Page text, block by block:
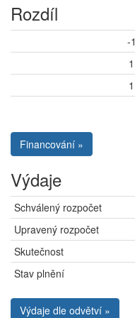
Rozdíl
-
Financování »
Výdaje
Schválený rozpočet
Upravený rozpočet
Skutečnost
Stav plnění
Výdaje dle odvětví »